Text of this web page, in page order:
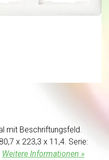
mit Beschriftungsfeld.
x 223,3 x 11,4. Serie:
Weitere Informationen »